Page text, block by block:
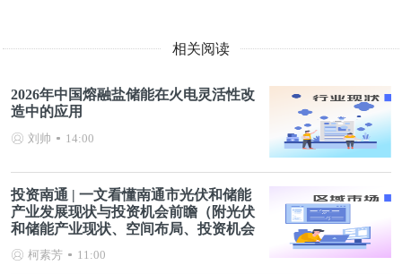
相关阅读
2026年中国熔融盐储能在火电灵活性改
造中的应用
刘帅 14:00
投资南通 | 一文看懂南通市光伏和储能
产业发展现状与投资机会前瞻（附光伏
和储能产业现状、空间布局、投资机会
分析等）
柯素芳 11:00